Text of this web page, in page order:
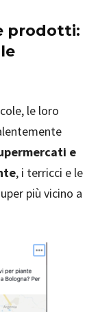
prodotti:
le loro
e
, i terricci e le
più vicino a